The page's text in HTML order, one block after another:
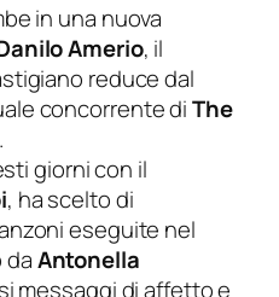
in una nuova
Amerio, il
reduce dal
concorrente diThe
.
giorni con il
, ha scelto di
eseguite nel
Antonella
messaggi di affetto e